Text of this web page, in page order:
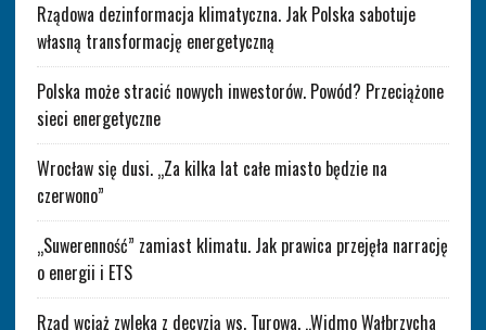
Rządowa dezinformacja klimatyczna. Jak Polska sabotuje
własną transformację energetyczną
Polska może stracić nowych inwestorów. Powód? Przeciążone
sieci energetyczne
Wrocław się dusi. „Za kilka lat całe miasto będzie na
czerwono”
„Suwerenność” zamiast klimatu. Jak prawica przejęła narrację
o energii i ETS
Rząd wciąż zwleka z decyzją ws. Turowa. „Widmo Wałbrzycha